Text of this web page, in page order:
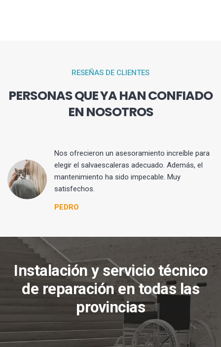
RESEÑAS DE CLIENTES
PERSONAS QUE YA HAN CONFIADO
EN NOSOTROS
Nos ofrecieron un asesoramiento increíble para
elegir el salvaescaleras adecuado. Además, el
mantenimiento ha sido impecable. Muy
satisfechos.
PEDRO
Instalación y servicio técnico
de reparación en todas las
provincias